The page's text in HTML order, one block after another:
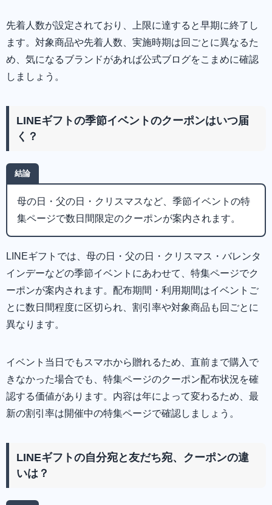
先着人数が設定されており、上限に達すると早期に終了し
ます。対象商品や先着人数、実施時期は回ごとに異なるた
め、気になるブランドがあれば公式ブログをこまめに確認
しましょう。
LINEギフトの季節イベントのクーポンはいつ届
く？
結論
母の日・父の日・クリスマスなど、季節イベントの特
集ページで数日間限定のクーポンが案内されます。
LINEギフトでは、母の日・父の日・クリスマス・バレンタ
インデーなどの季節イベントにあわせて、特集ページでク
ーポンが案内されます。配布期間・利用期間はイベントご
とに数日間程度に区切られ、割引率や対象商品も回ごとに
異なります。
イベント当日でもスマホから贈れるため、直前まで購入で
きなかった場合でも、特集ページのクーポン配布状況を確
認する価値があります。内容は年によって変わるため、最
新の割引率は開催中の特集ページで確認しましょう。
LINEギフトの自分宛と友だち宛、クーポンの違
いは？